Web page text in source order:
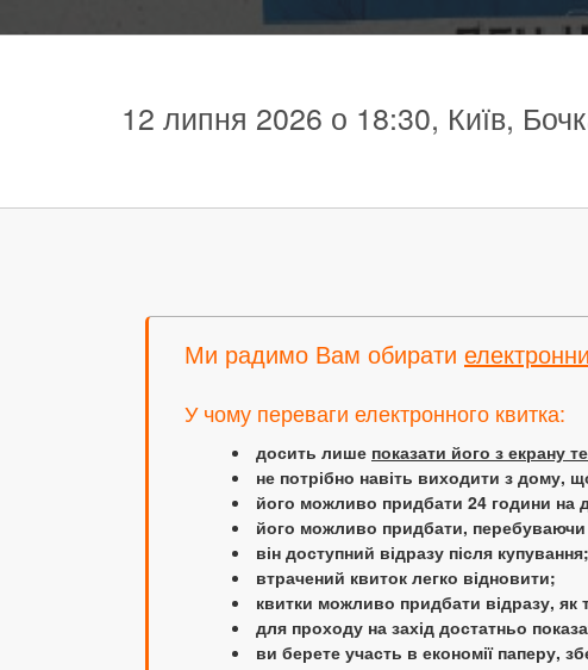
12 липня 2026 о 18:30, Київ,
Ми радимо Вам обирати
У чому переваги електронного квитка:
досить лише показати його з екрану
не потрібно навіть виходити з дому,
його можливо придбати 24 години на
його можливо придбати, перебуваючи
він доступний відразу після купування;
втрачений квиток легко відновити;
квитки можливо придбати відразу,
для проходу на захід достатньо
ви берете участь в економії паперу,